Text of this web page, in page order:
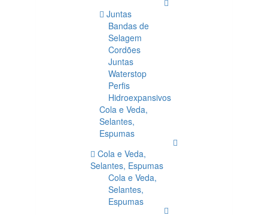
Juntas
Bandas de
Selagem
Cordões
Juntas
Waterstop
Perfis
Hidroexpansivos
Cola e Veda,
Selantes,
Espumas
Cola e Veda,
Selantes, Espumas
Cola e Veda,
Selantes,
Espumas